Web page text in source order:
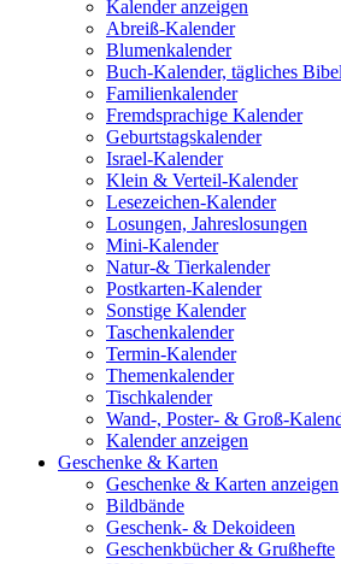
Kalender anzeigen
Abreiß-Kalender
Blumenkalender
Buch-Kalender, tägliches
Familienkalender
Fremdsprachige Kalender
Geburtstagskalender
Israel-Kalender
Klein & Verteil-Kalender
Lesezeichen-Kalender
Losungen, Jahreslosungen
Mini-Kalender
Natur-& Tierkalender
Postkarten-Kalender
Sonstige Kalender
Taschenkalender
Termin-Kalender
Themenkalender
Tischkalender
Wand-, Poster- & Groß-
Kalender anzeigen
Geschenke & Karten
Geschenke & Karten anzeigen
Bildbände
Geschenk- & Dekoideen
Geschenkbücher & Grußhefte